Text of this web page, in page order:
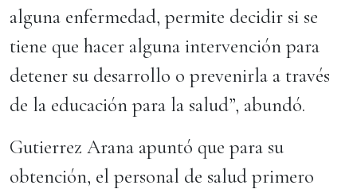
alguna enfermedad, permite decidir si se
tiene que hacer alguna intervención para
detener su desarrollo o prevenirla a través
de la educación para la salud”, abundó.
Gutierrez Arana apuntó que para su
obtención, el personal de salud primero